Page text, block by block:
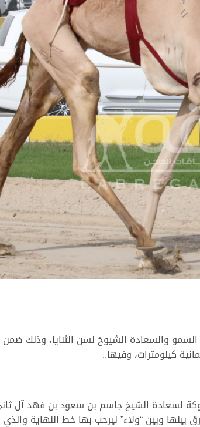
اليوم الجمعة 13 نوفمبر 2020 بشعارات أصحاب السمو والسعادة الشيوخ لسن
لسعادة الشيخ جاسم بن سعود بن فهد آل